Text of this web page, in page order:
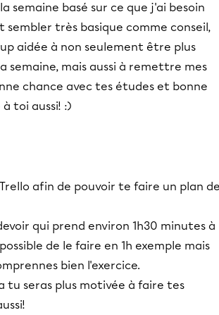
semaine basé sur ce que j'ai besoin
sembler très basique comme conseil,
aidée à non seulement être plus
semaine, mais aussi à remettre mes
chance avec tes études et bonne
toi aussi! :)
afin de pouvoir te faire un plan
qui prend environ 1h30 minutes à
de le faire en 1h exemple mais
bien l'exercice.
tu seras plus motivée à faire tes